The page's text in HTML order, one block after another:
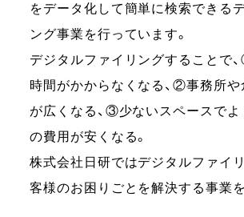
をデータ化して簡単に検索できる
ング事業を行っています。
デジタルファイリングすることで
時間がかからなくなる、②事務所や
が広くなる、③少ないスペースで
の費用が安くなる。
株式会社日研ではデジタルファイ
客様のお困りごとを解決する事業